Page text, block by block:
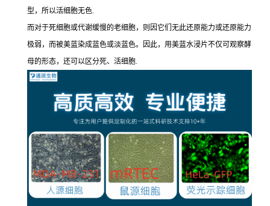
型，所以活细胞无色.
而对于死细胞或代谢缓慢的老细胞，则因它们无此还原能力或还原能力
极弱，而被美蓝染成蓝色或淡蓝色。因此，用美蓝水浸片不仅可观察酵
母的形态，还可以区分死、活细胞.